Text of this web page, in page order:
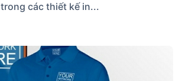
trong các thiết kế in...